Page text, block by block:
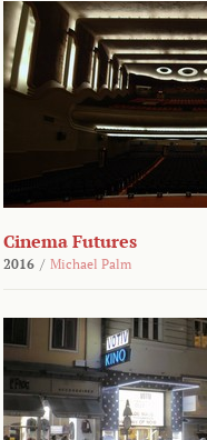
Cinema Futures
2016 / Michael Palm